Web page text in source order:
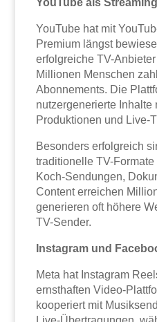
YouTube als
YouTube hat mit
Premium längst
erfolgreiche TV-
Millionen Menschen
Abonnements. Die
nutzergenerierte Inhalte
Produktionen und Live-
Besonders erfolgreich
traditionelle TV-
Koch-Sendungen,
Content erreichen
generieren oft höhere
TV-Sender.
Instagram und
Meta hat Instagram
ernsthaften Video-
kooperiert mit